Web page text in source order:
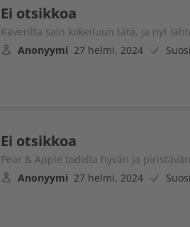
Ei otsikkoa
Kaverilta sain kokeiluun tätä, ja nyt
Anonyymi 27 helmi, 2024
Ei otsikkoa
Pear & Apple todella hyvän ja
Anonyymi 27 helmi, 2024